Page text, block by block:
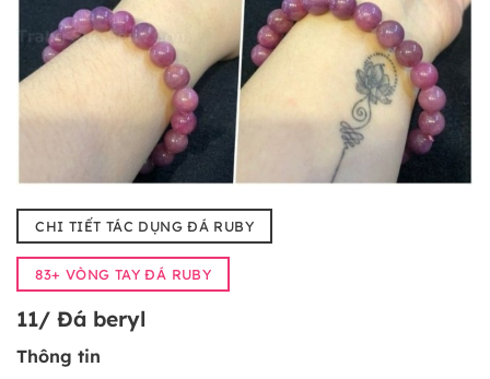
CHI TIẾT TÁC DỤNG ĐÁ RUBY
83+ VÒNG TAY ĐÁ RUBY
11/ Đá beryl
Thông tin